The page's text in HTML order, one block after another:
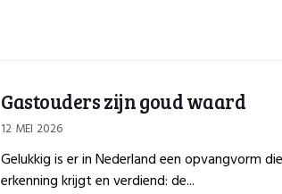
Gastouders zijn goud waard
12 MEI 2026
Gelukkig is er in Nederland een opvangvorm
erkenning krijgt en verdiend: de...